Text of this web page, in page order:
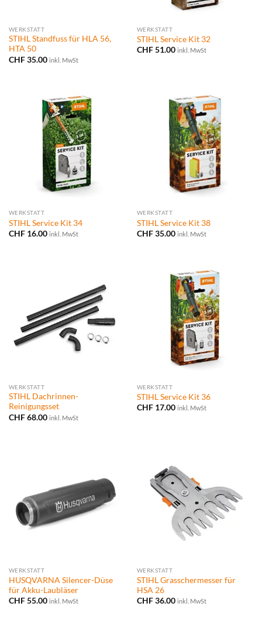
WERKSTATT
STIHL Standfuss für HLA 56,
HTA 50
CHF35.00 inkl. MwSt
WERKSTATT
STIHL Service Kit 32
CHF51.00 inkl. MwSt
WERKSTATT
STIHL Service Kit 34
CHF16.00 inkl. MwSt
WERKSTATT
STIHL Service Kit 38
CHF35.00 inkl. MwSt
WERKSTATT
STIHL Dachrinnen-
Reinigungsset
CHF68.00 inkl. MwSt
WERKSTATT
STIHL Service Kit 36
CHF17.00 inkl. MwSt
WERKSTATT
HUSQVARNA Silencer-Düse
für Akku-Laubläser
CHF55.00 inkl. MwSt
WERKSTATT
STIHL Grasschermesser für
HSA 26
CHF36.00 inkl. MwSt